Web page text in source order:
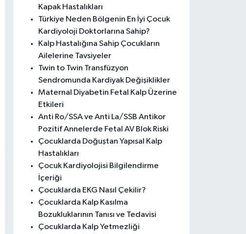
Kapak Hastalıkları
Türkiye Neden Bölgenin En İyi Çocuk
Kardiyoloji Doktorlarına Sahip?
Kalp Hastalığına Sahip Çocukların
Ailelerine Tavsiyeler
Twin to Twin Transfüzyon
Sendromunda Kardiyak Değişiklikler
Maternal Diyabetin Fetal Kalp Üzerine
Etkileri
Anti Ro/SSA ve Anti La/SSB Antikor
Pozitif Annelerde Fetal AV Blok Riski
Çocuklarda Doğuştan Yapısal Kalp
Hastalıkları
Çocuk Kardiyolojisi Bilgilendirme
İçeriği
Çocuklarda EKG Nasıl Çekilir?
Çocuklarda Kalp Kasılma
Bozukluklarının Tanısı ve Tedavisi
Çocuklarda Kalp Yetmezliği